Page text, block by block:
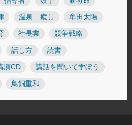
温泉 癒し 牟田太陽
社長業 競争戦略
話し方 読書
演CD 講話を聞いて学ぼう
鳥飼重和